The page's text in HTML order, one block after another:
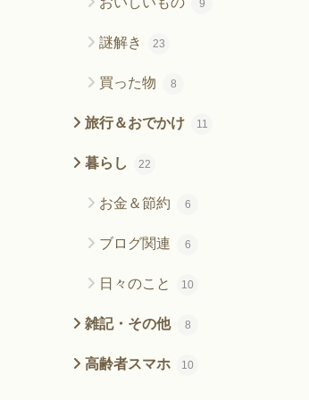
9
謎解き 23
買った物 8
旅行＆おでかけ 11
暮らし 22
お金＆節約 6
ブログ関連 6
日々のこと 10
雑記・その他 8
高齢者スマホ 10